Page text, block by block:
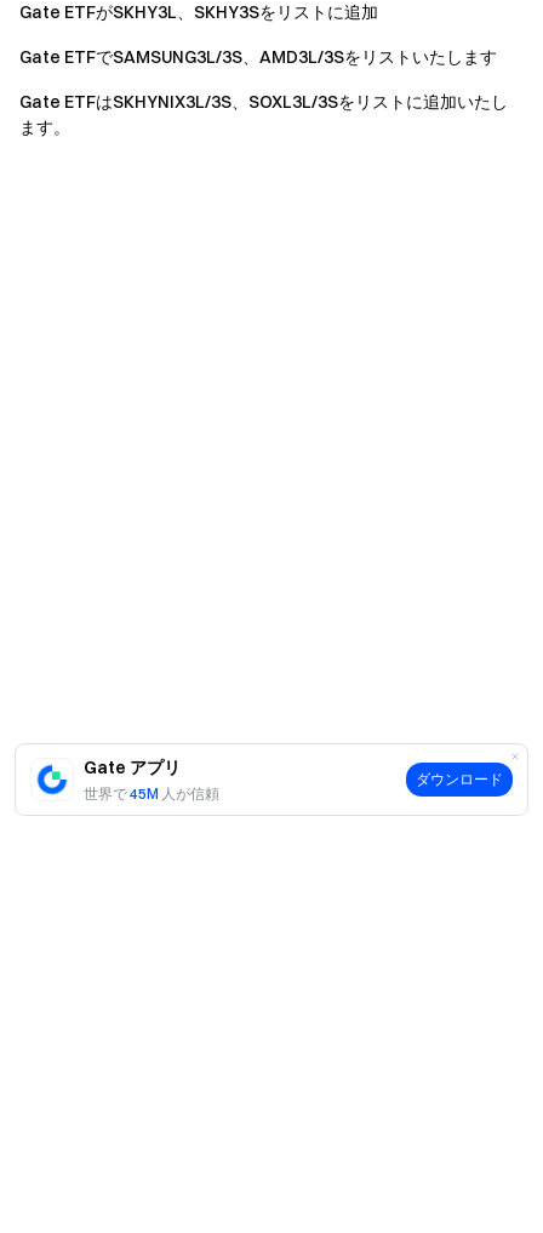
Gate アプリ
世界で45M 人が信頼
ダウンロード
Gate ETFがSKHY3L、SKHY3Sをリストに追加
Gate ETFでSAMSUNG3L/3S、AMD3L/3Sをリストいたします
Gate ETFはSKHYNIX3L/3S、SOXL3L/3Sをリストに追加いたし
ます。